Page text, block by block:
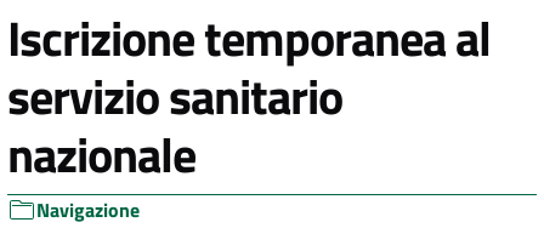
Iscrizione temporanea al
servizio sanitario
nazionale
Navigazione